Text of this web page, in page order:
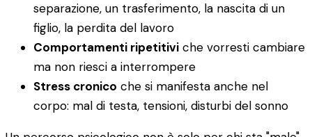
separazione, un trasferimento, la nascita di un
figlio, la perdita del lavoro
Comportamenti ripetitivi che vorresti cambiare
ma non riesci a interrompere
Stress cronico che si manifesta anche nel
corpo: mal di testa, tensioni, disturbi del sonno